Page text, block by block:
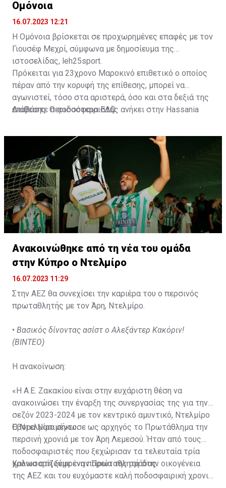
Ομόνοια
16.07.2023 12:21
Η Ομόνοια βρίσκεται σε προχωρημένες επαφές με τον
Γιουσέφ Μεχρί, σύμφωνα με δημοσίευμα της
ιστοσελίδας, leh25sport.
Πρόκειται για 23χρονο Μαροκινό επιθετικό ο οποίος
πέραν από την κορυφή της επίθεσης, μπορεί να
αγωνιστεί, τόσο στα αριστερά, όσο και στα δεξιά της
επίθεσης. Ο ποδοσφαιριστής ανήκει στην Hassania
2026.
Διαβάστε περισσότεραΕΔΩ.
Ανακοινώθηκε από τη νέα του ομάδα
στην Κύπρο ο Ντελμίρο
16.07.2023 11:29
Στην ΑΕΖ θα συνεχίσει την καριέρα του ο περσινός
πρωταθλητής με τον Άρη, Ντελμίρο.
• Βασικός δίνοντας ασίστ ο Αλεξάντερ Κακόριν!
(ΒΙΝΤΕΟ)
Η ανακοίνωση:
«Η Α.Ε. Ζακακίου είναι στην ευχάριστη θέση να
ανακοινώσει την έναρξη της συνεργασίας της για την
σεζόν 2023-2024 με τον κεντρικό αμυντικό, Ντελμίρο
Έβορα Νασιμέντο.
Ο Ντελμίρο σήκωσε ως αρχηγός το Πρωτάθλημα την
περσινή χρονιά με τον Άρη Λεμεσού. Ήταν από τους
ποδοσφαιριστές που ξεχώρισαν τα τελευταία τρία
χρόνια στη ξέφρενη πορεία της ομάδας.
Καλωσορίζουμε έναν Πρωταθλητή στην οικογένεια
της ΑΕΖ και του ευχόμαστε καλή ποδοσφαιρική χρονιά